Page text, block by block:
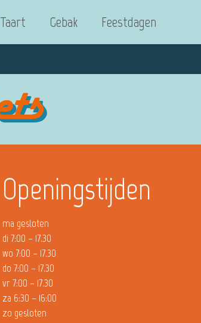
Taart Gebak Feestdagen
Openingstijden
ma gesloten
di 7:00 – 17.30
wo 7:00 – 17.30
do 7:00 – 17.30
vr 7:00 – 17.30
za 6:30 – 16:00
zo gesloten